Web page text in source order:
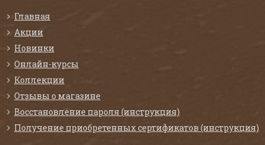
Главная
Акции
Новинки
Онлайн-курсы
Коллекции
Отзывы о магазине
Восстановление пароля (инструкция)
Получение приобретенных сертификатов (инструкция)